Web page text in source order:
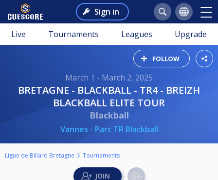
Sign in
Live Tournaments Leagues Upgrade
FOLLOW
March 1 - March 2, 2025
BRETAGNE - BLACKBALL - TR4 - BREIZH
BLACKBALL ELITE TOUR
Blackball
Vannes - Parc TR Blackball
Ligue de Billard Bretagne Tournaments